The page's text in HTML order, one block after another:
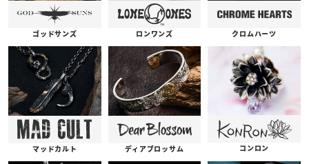
ゴッドサンズ ロンワンズ クロムハーツ
マッドカルト ディアブロッサム コンロン